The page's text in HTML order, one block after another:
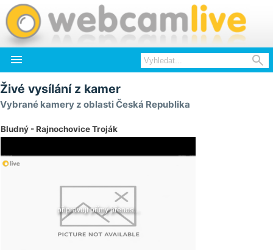
 
Živé vysílání z kamer
Vybrané kamery z oblasti Česká Republika
Bludný - Rajnochovice Troják